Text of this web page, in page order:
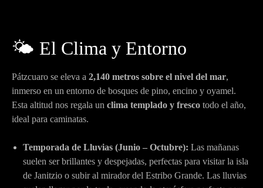
🌤️ El Clima y Entorno
Pátzcuaro se eleva a 2,140 metros sobre el nivel del mar,
inmerso en un entorno de bosques de pino, encino y oyamel.
Esta altitud nos regala un clima templado y fresco todo el año,
ideal para caminatas.
Temporada de Lluvias (Junio – Octubre): Las mañanas
suelen ser brillantes y despejadas, perfectas para visitar la isla
de Janitzio o subir al mirador del Estribo Grande. Las lluvias